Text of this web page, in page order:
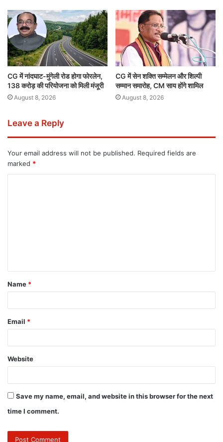
CG में नांदघाट-मुंगेली रोड होगा फोरलेन,
138 करोड़ की परियोजना को मिली मंजूरी
August 8, 2026
CG में सेन शक्ति सम्मेलन और शिल्पी
सम्मान समारोह, CM साय होंगे शामिल
August 8, 2026
Leave a Reply
Your email address will not be published. Required fields are
marked *
Name *
Email *
Website
Save my name, email, and website in this browser for the next
time I comment.